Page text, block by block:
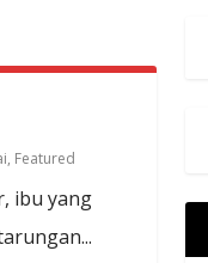
, Featured
ibu yang